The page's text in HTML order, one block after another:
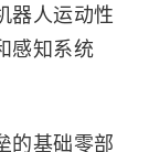
器人运动性
感知系统
的基础零部